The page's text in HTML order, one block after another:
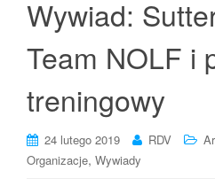
Wywiad:
Team NOLF i
treningowy
24 lutego 2019 RDV
Organizacje, Wywiady